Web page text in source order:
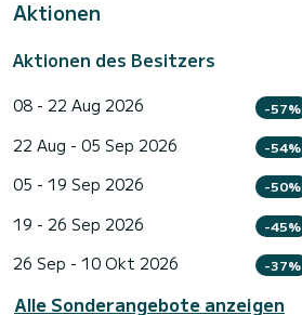
Aktionen
Aktionen des Besitzers
08 - 22 Aug 2026 -57%
22 Aug - 05 Sep 2026 -54%
05 - 19 Sep 2026 -50%
19 - 26 Sep 2026 -45%
26 Sep - 10 Okt 2026 -37%
Alle Sonderangebote anzeigen